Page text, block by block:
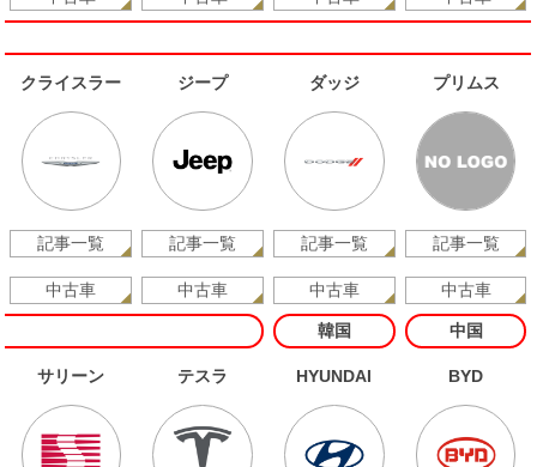
クライスラー
記事一覧
中古車
ジープ
記事一覧
中古車
ダッジ
記事一覧
中古車
プリムス
記事一覧
中古車
サリーン テスラ
韓国
HYUNDAI
中国
BYD